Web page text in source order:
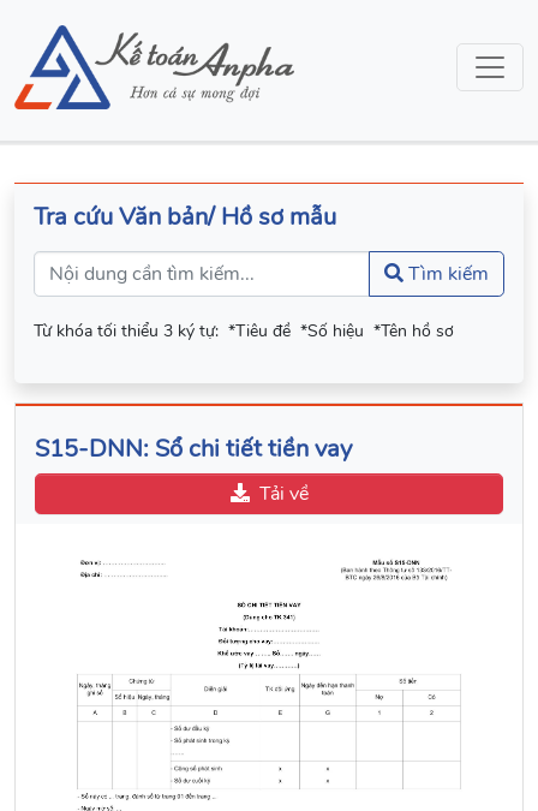
Tra cứu Văn bản/ Hồ sơ mẫu
Tìm kiếm
Từ khóa tối thiểu 3 ký tự: *Tiêu đề *Số hiệu *Tên hồ sơ
S15-DNN: Sổ chi tiết tiền vay
Tải về